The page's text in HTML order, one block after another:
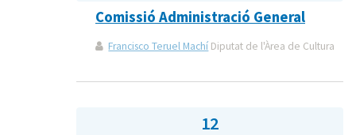
Comissió Administració General
Francisco Teruel Machí Diputat de l'Àrea de Cultura
12